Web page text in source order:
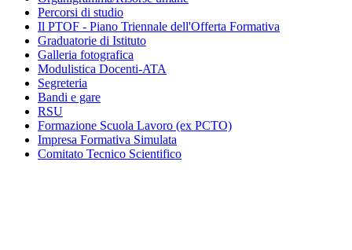
Percorsi di studio
Il PTOF - Piano Triennale dell'Offerta Formativa
Graduatorie di Istituto
Galleria fotografica
Modulistica Docenti-ATA
Segreteria
Bandi e gare
RSU
Formazione Scuola Lavoro (ex PCTO)
Impresa Formativa Simulata
Comitato Tecnico Scientifico